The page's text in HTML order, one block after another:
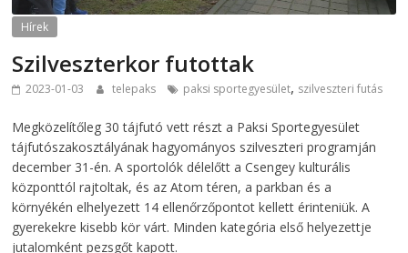
Hírek
Szilveszterkor futottak
2023-01-03 telepaks paksi sportegyesület, szilveszteri futás
Megközelítőleg 30 tájfutó vett részt a Paksi Sportegyesület
tájfutószakosztályának hagyományos szilveszteri programján
december 31-én. A sportolók délelőtt a Csengey kulturális
központtól rajtoltak, és az Atom téren, a parkban és a
környékén elhelyezett 14 ellenőrzőpontot kellett érinteniük. A
gyerekekre kisebb kör várt. Minden kategória első helyezettje
jutalomként pezsgőt kapott.